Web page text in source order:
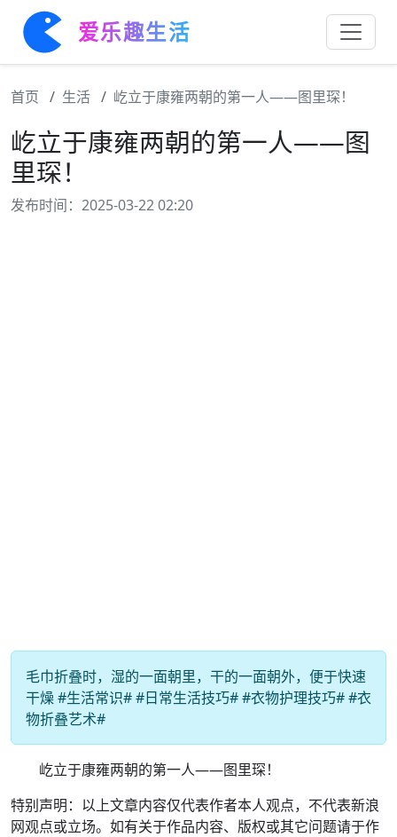
爱乐趣生活
首页 生活 屹立于康雍两朝的第一人——图里琛！
屹立于康雍两朝的第一人——图
里琛！
发布时间：2025-03-22 02:20
毛巾折叠时，湿的一面朝里，干的一面朝外，便于快速
干燥 #生活常识# #日常生活技巧# #衣物护理技巧# #衣
物折叠艺术#
屹立于康雍两朝的第一人——图里琛！
特别声明：以上文章内容仅代表作者本人观点，不代表新浪
网观点或立场。如有关于作品内容、版权或其它问题请于作